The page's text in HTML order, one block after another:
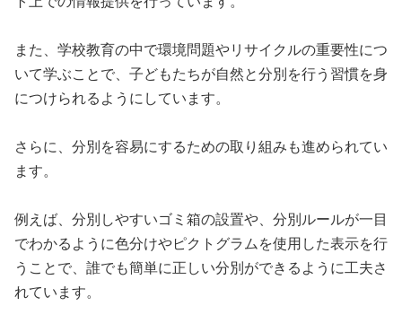
また、学校教育の中で環境問題やリサイクルの重要性につ
いて学ぶことで、子どもたちが自然と分別を行う習慣を身
につけられるようにしています。
さらに、分別を容易にするための取り組みも進められてい
ます。
例えば、分別しやすいゴミ箱の設置や、分別ルールが一目
でわかるように色分けやピクトグラムを使用した表示を行
うことで、誰でも簡単に正しい分別ができるように工夫さ
れています。